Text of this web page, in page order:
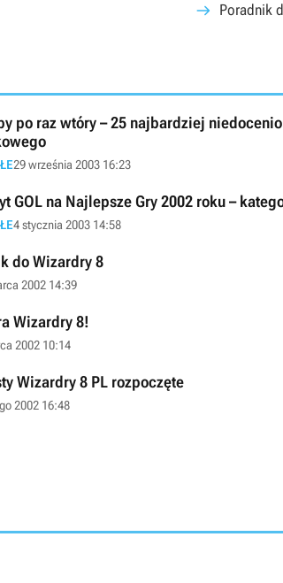
Poradnik
po raz wtóry – 25 najbardziej
29 września 2003 16:23
GOL na Najlepsze Gry 2002 roku –
4 stycznia 2003 14:58
do Wizardry 8
2002 14:39
Wizardry 8!
2002 10:14
Wizardry 8 PL rozpoczęte
2002 16:48